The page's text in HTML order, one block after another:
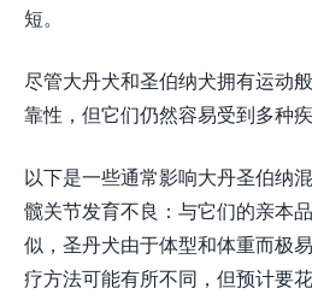
短。
尽管大丹犬和圣伯纳犬拥有运动
靠性，但它们仍然容易受到多种疾
以下是一些通常影响大丹圣伯纳
髋关节发育不良：与它们的亲本
似，圣丹犬由于体型和体重而极
疗方法可能有所不同，但预计要